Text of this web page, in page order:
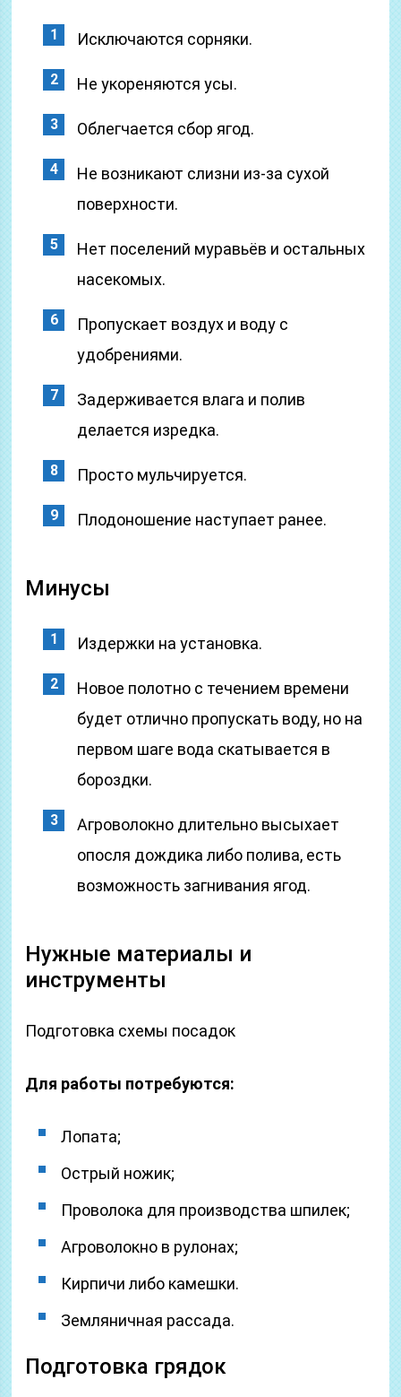
Исключаются сорняки.
Не укореняются усы.
Облегчается сбор ягод.
Не возникают слизни из-за сухой
поверхности.
Нет поселений муравьёв и остальных
насекомых.
Пропускает воздух и воду с
удобрениями.
Задерживается влага и полив
делается изредка.
Просто мульчируется.
Плодоношение наступает ранее.
Минусы
Издержки на установка.
Новое полотно с течением времени
будет отлично пропускать воду, но на
первом шаге вода скатывается в
бороздки.
Агроволокно длительно высыхает
опосля дождика либо полива, есть
возможность загнивания ягод.
Нужные материалы и
инструменты
Подготовка схемы посадок
Для работы потребуются:
Лопата;
Острый ножик;
Проволока для производства шпилек;
Агроволокно в рулонах;
Кирпичи либо камешки.
Земляничная рассада.
Подготовка грядок